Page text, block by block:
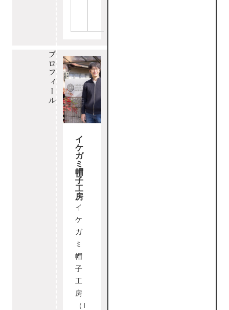
プロフィール
イ
ケ
ガ
ミ
帽
子
工
房
イ
ケ
ガ
ミ
帽
子
工
房
（I